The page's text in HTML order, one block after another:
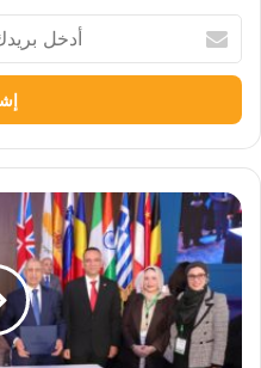
بريدك
الإلكتروني
الأكاديمية
العربية
توقع
اتفاقيات
تعاون
مع